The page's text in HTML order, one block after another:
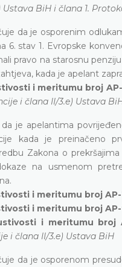
Ustava BiH i člana 1.
da je osporenim
6. stav 1. Evropske
pravo na starosnu
kada je apelant
i meritumu broj
i člana II/3.e) Ustava
da je apelantima
kada je preinačeno
Zakona o
na usmenom
i meritumu broj
i meritumu broj
i meritumu broj
i člana II/3.e) Ustava BiH
da je osporenom